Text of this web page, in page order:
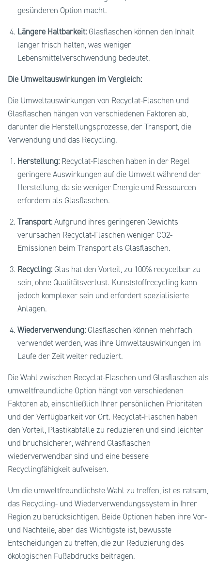
gesünderen Option macht.
Längere Haltbarkeit: Glasflaschen können den Inhalt
länger frisch halten, was weniger
Lebensmittelverschwendung bedeutet.
Die Umweltauswirkungen im Vergleich:
Die Umweltauswirkungen von Recyclat-Flaschen und
Glasflaschen hängen von verschiedenen Faktoren ab,
darunter die Herstellungsprozesse, der Transport, die
Verwendung und das Recycling.
Herstellung: Recyclat-Flaschen haben in der Regel
geringere Auswirkungen auf die Umwelt während der
Herstellung, da sie weniger Energie und Ressourcen
erfordern als Glasflaschen.
Transport:Aufgrund ihres geringeren Gewichts
verursachen Recyclat-Flaschen weniger CO2-
Emissionen beim Transport als Glasflaschen.
Recycling: Glas hat den Vorteil, zu 100% recycelbar zu
sein, ohne Qualitätsverlust. Kunststoffrecycling kann
jedoch komplexer sein und erfordert spezialisierte
Anlagen.
Wiederverwendung: Glasflaschen können mehrfach
verwendet werden, was ihre Umweltauswirkungen im
Laufe der Zeit weiter reduziert.
Die Wahl zwischen Recyclat-Flaschen und Glasflaschen als
umweltfreundliche Option hängt von verschiedenen
Faktoren ab, einschließlich Ihrer persönlichen Prioritäten
und der Verfügbarkeit vor Ort. Recyclat-Flaschen haben
den Vorteil, Plastikabfälle zu reduzieren und sind leichter
und bruchsicherer, während Glasflaschen
wiederverwendbar sind und eine bessere
Recyclingfähigkeit aufweisen.
Um die umweltfreundlichste Wahl zu treffen, ist es ratsam,
das Recycling- und Wiederverwendungssystem in Ihrer
Region zu berücksichtigen. Beide Optionen haben ihre Vor-
und Nachteile, aber das Wichtigste ist, bewusste
Entscheidungen zu treffen, die zur Reduzierung des
ökologischen Fußabdrucks beitragen.